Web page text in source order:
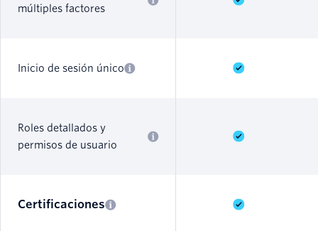
múltiples factores
Inicio de sesión único
Roles detallados y
permisos de usuario
Certificaciones